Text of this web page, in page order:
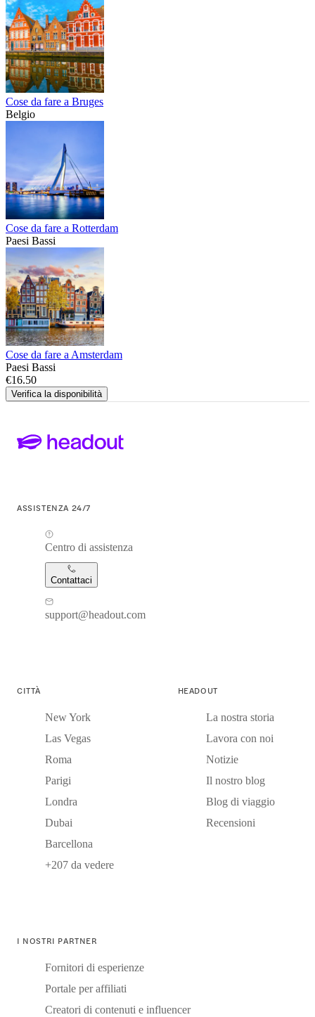
Cose da fare a Bruges
Belgio
Cose da fare a Rotterdam
Paesi Bassi
Cose da fare a Amsterdam
Paesi Bassi
€16.50
Verifica la disponibilità
ASSISTENZA 24/7
Centro di assistenza
Contattaci
support@headout.com
CITTÀ
New York
Las Vegas
Roma
Parigi
Londra
Dubai
Barcellona
+207 da vedere
HEADOUT
La nostra storia
Lavora con noi
Notizie
Il nostro blog
Blog di viaggio
Recensioni
I NOSTRI PARTNER
Fornitori di esperienze
Portale per affiliati
Creatori di contenuti e influencer